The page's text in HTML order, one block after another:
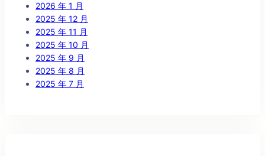
2026 年 1 月
2025 年 12 月
2025 年 11 月
2025 年 10 月
2025 年 9 月
2025 年 8 月
2025 年 7 月